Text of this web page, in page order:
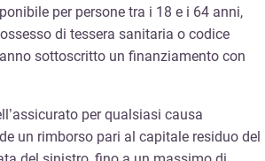
per persone tra i 18 e i 64 anni,
di tessera sanitaria o codice
sottoscritto un finanziamento con
per qualsiasi causa
un rimborso pari al capitale residuo del